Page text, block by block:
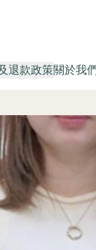
退款政策關於我們